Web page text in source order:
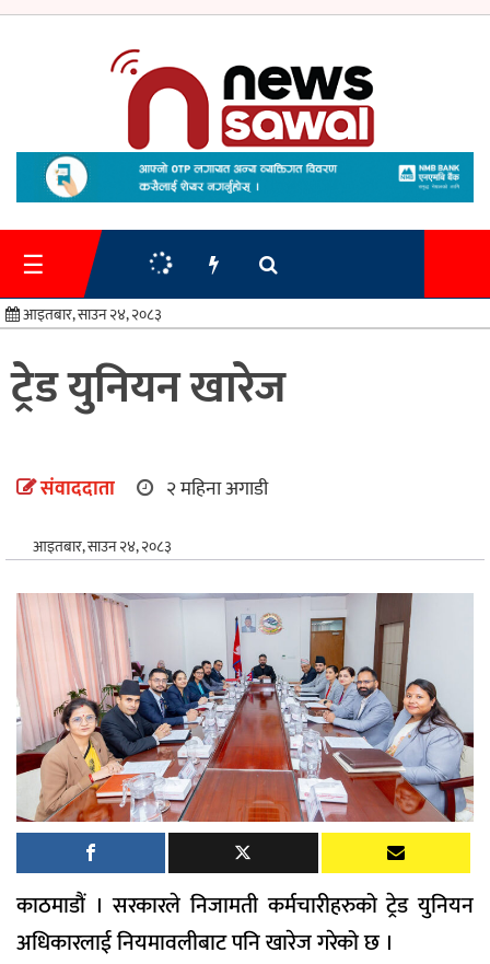
गृहपृष्ठ
समाचार
प्रशासन
स्वास्थ्य/
मनोरन्जन
खेलकुद
☰
आइतबार, साउन २४, २०८३
ट्रेड युनियन खारेज
संवाददाता २ महिना अगाडी
आइतबार, साउन २४, २०८३
काठमाडौं । सरकारले निजामती कर्मचारीहरुको ट्रेड युनियन
अधिकारलाई नियमावलीबाट पनि खारेज गरेको छ ।